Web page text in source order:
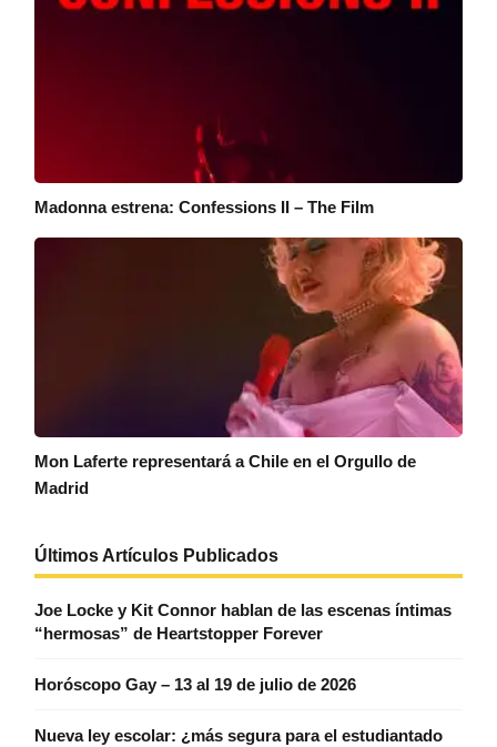
Madonna estrena: Confessions II – The Film
Mon Laferte representará a Chile en el Orgullo de
Madrid
Últimos Artículos Publicados
Joe Locke y Kit Connor hablan de las escenas íntimas
“hermosas” de Heartstopper Forever
Horóscopo Gay – 13 al 19 de julio de 2026
Nueva ley escolar: ¿más segura para el estudiantado